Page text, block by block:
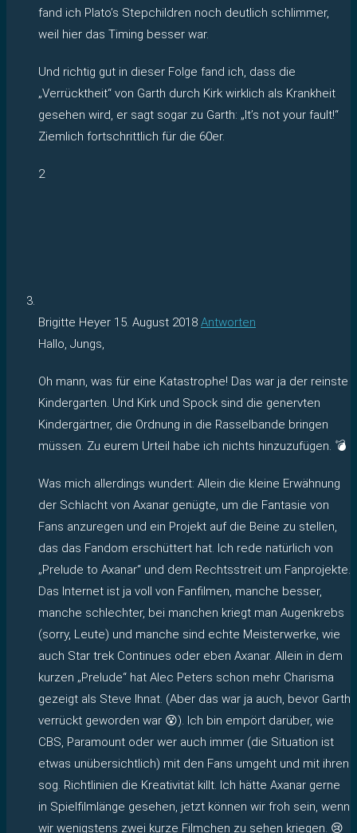
fand ich Plato’s Stepchildren noch deutlich schlimmer,
weil hier das Timing besser war.
Und richtig gut in dieser Folge fand ich, dass die
„Verrücktheit“ von Garth durch Kirk wirklich als Krankheit
gesehen wird, er sagt sogar zu Garth: „It’s not your fault!“
Ziemlich fortschrittlich für die 60er.
2
Brigitte Heyer 15. August 2018 Antworten
Hallo, Jungs,
Oh mann, was für eine Katastrophe! Das war ja der reinste
Kindergarten. Und Kirk und Spock sind die genervten
Kindergärtner, die Ordnung in die Rasselbande bringen
müssen. Zu eurem Urteil habe ich nichts hinzuzufügen. 💣
Was mich allerdings wundert: Allein die kleine Erwähnung
der Schlacht von Axanar genügte, um die Fantasie von
Fans anzuregen und ein Projekt auf die Beine zu stellen,
das das Fandom erschüttert hat. Ich rede natürlich von
„Prelude to Axanar“ und dem Rechtsstreit um Fanprojekte.
Das Internet ist ja voll von Fanfilmen, manche besser,
manche schlechter, bei manchen kriegt man Augenkrebs
(sorry, Leute) und manche sind echte Meisterwerke, wie
auch Star trek Continues oder eben Axanar. Allein in dem
kurzen „Prelude“ hat Alec Peters schon mehr Charisma
gezeigt als Steve Ihnat. (Aber das war ja auch, bevor Garth
verrückt geworden war 😵). Ich bin empört darüber, wie
CBS, Paramount oder wer auch immer (die Situation ist
etwas unübersichtlich) mit den Fans umgeht und mit ihren
sog. Richtlinien die Kreativität killt. Ich hätte Axanar gerne
in Spielfilmlänge gesehen, jetzt können wir froh sein, wenn
wir wenigstens zwei kurze Filmchen zu sehen kriegen. 😢